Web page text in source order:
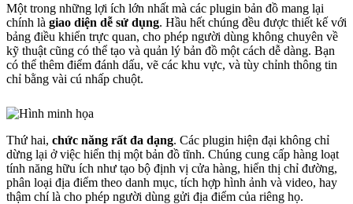
Một trong những lợi ích lớn nhất mà các plugin bản đồ mang lại
chính là giao diện dễ sử dụng. Hầu hết chúng đều được thiết kế với
bảng điều khiển trực quan, cho phép người dùng không chuyên về
kỹ thuật cũng có thể tạo và quản lý bản đồ một cách dễ dàng. Bạn
có thể thêm điểm đánh dấu, vẽ các khu vực, và tùy chỉnh thông tin
chỉ bằng vài cú nhấp chuột.
Thứ hai, chức năng rất đa dạng. Các plugin hiện đại không chỉ
dừng lại ở việc hiển thị một bản đồ tĩnh. Chúng cung cấp hàng loạt
tính năng hữu ích như tạo bộ định vị cửa hàng, hiển thị chỉ đường,
phân loại địa điểm theo danh mục, tích hợp hình ảnh và video, hay
thậm chí là cho phép người dùng gửi địa điểm của riêng họ.